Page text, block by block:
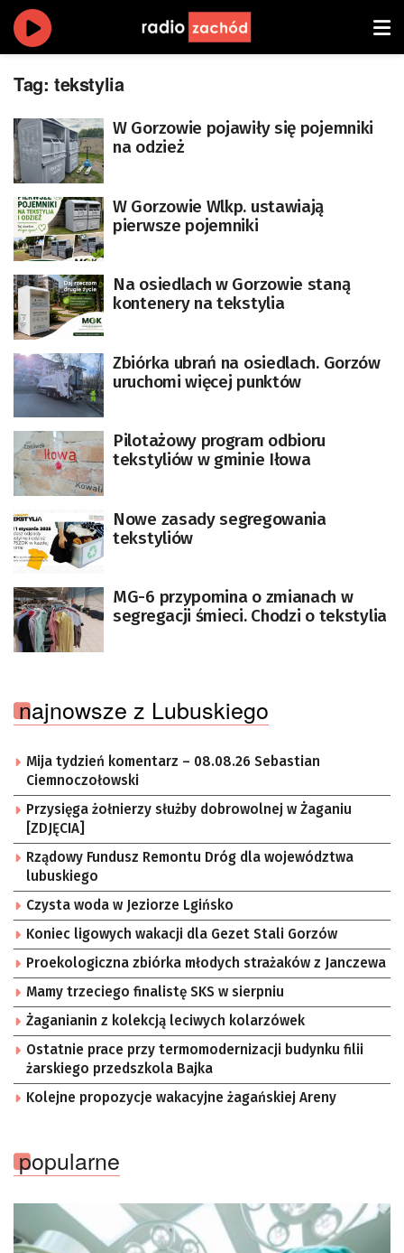
Tag: tekstylia
W Gorzowie pojawiły się pojemniki
na odzież
W Gorzowie Wlkp. ustawiają
pierwsze pojemniki
Na osiedlach w Gorzowie staną
kontenery na tekstylia
Zbiórka ubrań na osiedlach. Gorzów
uruchomi więcej punktów
Pilotażowy program odbioru
tekstyliów w gminie Iłowa
Nowe zasady segregowania
tekstyliów
MG-6 przypomina o zmianach w
segregacji śmieci. Chodzi o tekstylia
najnowsze z Lubuskiego
Mija tydzień komentarz – 08.08.26 Sebastian
Ciemnoczołowski
Przysięga żołnierzy służby dobrowolnej w Żaganiu
[ZDJĘCIA]
Rządowy Fundusz Remontu Dróg dla województwa
lubuskiego
Czysta woda w Jeziorze Lgińsko
Koniec ligowych wakacji dla Gezet Stali Gorzów
Proekologiczna zbiórka młodych strażaków z Janczewa
Mamy trzeciego finalistę SKS w sierpniu
Żaganianin z kolekcją leciwych kolarzówek
Ostatnie prace przy termomodernizacji budynku filii
żarskiego przedszkola Bajka
Kolejne propozycje wakacyjne żagańskiej Areny
popularne